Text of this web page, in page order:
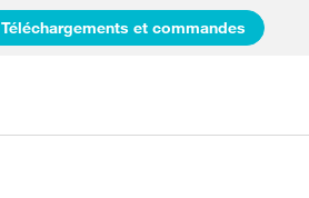
Téléchargements et commandes